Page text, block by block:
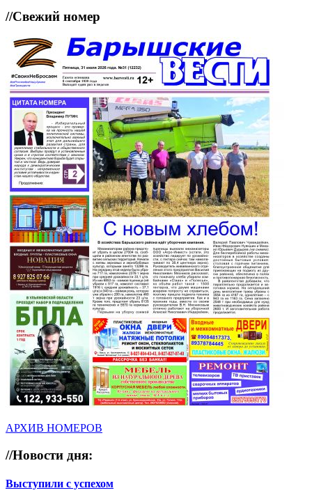
//Свежий номер
АРХИВ НОМЕРОВ
//Новости дня:
Выступили с успехом